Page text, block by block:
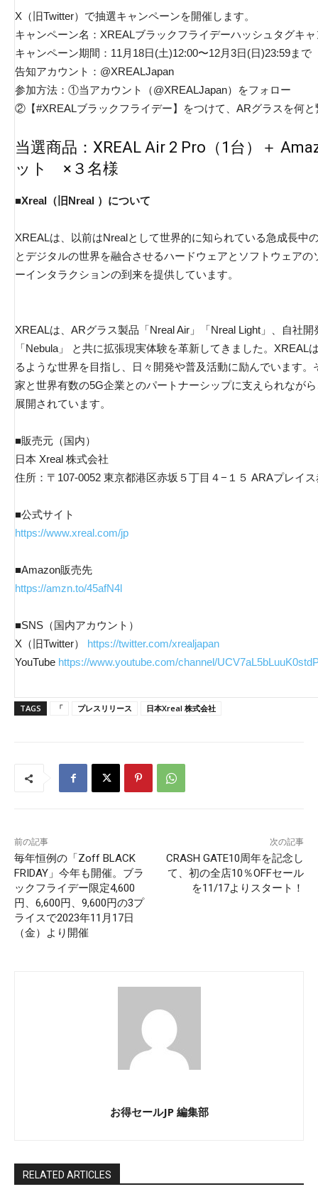
X（旧Twitter）で抽選キャンペーンを開催します。
キャンペーン名：XREALブラックフライデーハッシュタグキ
キャンペーン期間：11月18日(土)12:00〜12月3日(日)23:59まで
告知アカウント：@XREALJapan
参加方法：①当アカウント（@XREALJapan）をフォロー
②【#XREALブラックフライデー】をつけて、ARグラスを何
当選商品：XREAL Air 2 Pro（1台）＋
ット ×３名様
■Xreal（旧Nreal ）について
XREALは、以前はNrealとして世界的に知られている急成長中
とデジタルの世界を融合させるハードウェアとソフトウェア
ーインタラクションの到来を提供しています。
XREALは、ARグラス製品「Nreal Air」「Nreal Light」、自社
「Nebula」 と共に拡張現実体験を革新してきました。
るような世界を目指し、日々開発や普及活動に励んでいます
家と世界有数の5G企業とのパートナーシップに支えられなが
展開されています。
■販売元（国内）
日本 Xreal 株式会社
住所：〒107-0052 東京都港区赤坂５丁目４−１５ ARAプレイ
■公式サイト
https://www.xreal.com/jp
■Amazon販売先
https://amzn.to/45afN4l
■SNS（国内アカウント）
X（旧Twitter） https://twitter.com/xrealjapan
YouTube https://www.youtube.com/channel/
TAGS 「 プレスリリース 日本Xreal 株式会社
前の記事
毎年恒例の「Zoff BLACK
FRIDAY」今年も開催。ブラ
ックフライデー限定4,600
円、6,600円、9,600円の3プ
ライスで2023年11月17日
（金）より開催
次の記事
CRASH GATE10周年を記念し
て、初の全店10％OFFセール
を11/17よりスタート！
お得セールJP 編集部
RELATED ARTICLES